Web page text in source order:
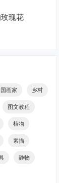
瑰花
画家 乡村
图文教程
植物
素描
静物